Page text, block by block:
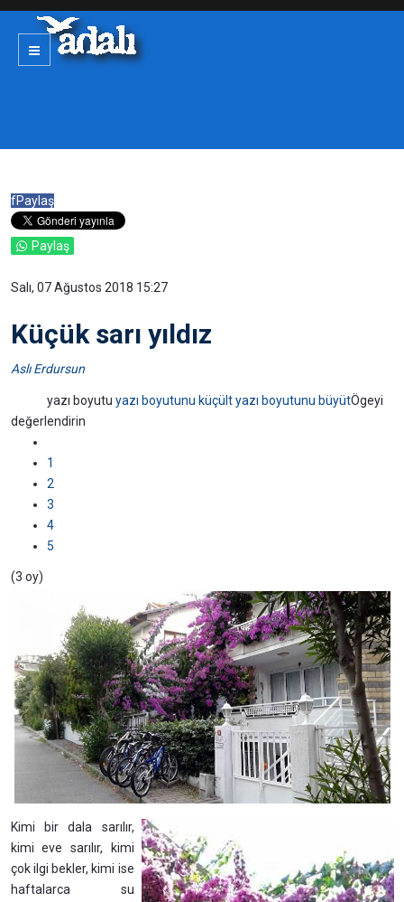
fPaylaş
Paylaş
Salı, 07 Ağustos 2018 15:27
Küçük sarı yıldız
Aslı Erdursun
yazı boyutu yazı boyutunu küçült yazı boyutunu büyütÖgeyi
değerlendirin
1
2
3
4
5
(3 oy)
Kimi bir dala sarılır,
kimi eve sarılır, kimi
çok ilgi bekler, kimi ise
haftalarca su